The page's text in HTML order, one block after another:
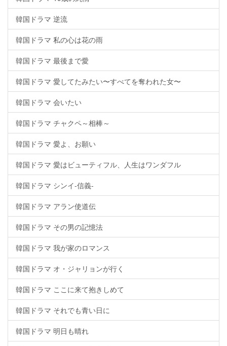
韓国ドラマ 逆流
韓国ドラマ 私の心は花の雨
韓国ドラマ 最後まで愛
韓国ドラマ 愛してたみたい〜すべてを奪われた女〜
韓国ドラマ 会いたい
韓国ドラマ チャクペ～相棒～
韓国ドラマ 愛よ、お願い
韓国ドラマ 愛はビューティフル、人生はワンダフル
韓国ドラマ シンイ-信義-
韓国ドラマ アラン使道伝
韓国ドラマ その男の記憶法
韓国ドラマ 我が家のロマンス
韓国ドラマ オ・ジャリョンが行く
韓国ドラマ ここに来て抱きしめて
韓国ドラマ それでも青い日に
韓国ドラマ 明日も晴れ